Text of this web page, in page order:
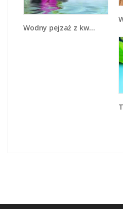
Wodny pejzaż z kwiatem - K646